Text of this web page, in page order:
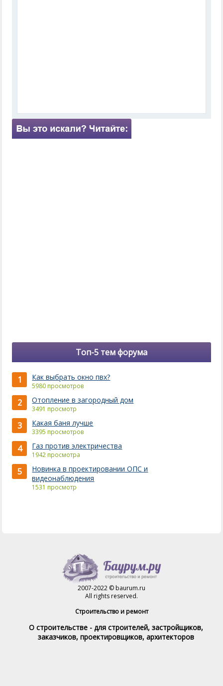
Топ-5 тем форума
1 Как выбрать окно пвх?
5980 просмотров
2 Отопление в загородный дом
3491 просмотр
3 Какая баня лучше
3395 просмотров
4 Газ против электричества
1942 просмотра
5
Новинка в проектировании ОПС и
видеонаблюдения
1531 просмотр
2007-2022 © baurum.ru
All rights reserved.
Строительство и ремонт
О строительстве - для строителей, застройщиков,
заказчиков, проектировщиков, архитекторов